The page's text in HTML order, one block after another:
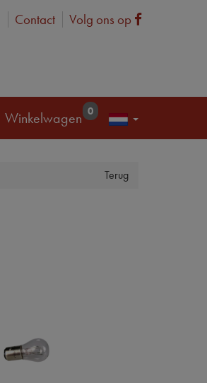
Contact Volg ons op Facebook
Winkelwagen 0
Terug